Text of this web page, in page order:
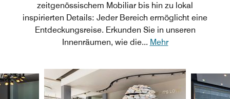
zeitgenössischem Mobiliar bis hin zu lokal
inspirierten Details: Jeder Bereich ermöglicht eine
Entdeckungsreise. Erkunden Sie in unseren
Innenräumen, wie die... Mehr